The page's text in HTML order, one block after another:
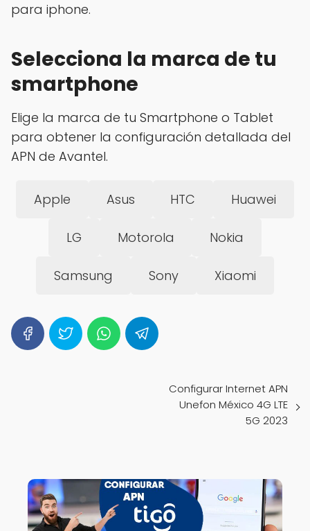
para iphone.
Selecciona la marca de tu
smartphone
Elige la marca de tu Smartphone o Tablet
para obtener la configuración detallada del
APN de Avantel.
Apple Asus HTC Huawei
LG Motorola Nokia
Samsung Sony Xiaomi
Configurar Internet APN
Unefon México 4G LTE
5G 2023